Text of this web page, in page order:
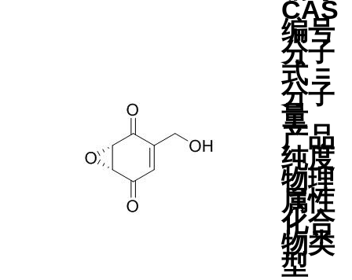
CAS
编号
分子
式 =
分子
量
产品
纯度
物理
属性
化合
物类
型